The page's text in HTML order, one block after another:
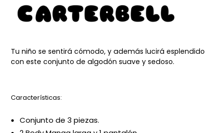
Tu niño se sentirá cómodo, y además lucirá esplendido
con este conjunto de algodón suave y sedoso.
Características:
Conjunto de 3 piezas.